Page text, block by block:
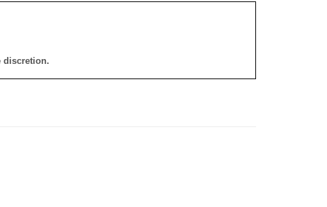
discretion.